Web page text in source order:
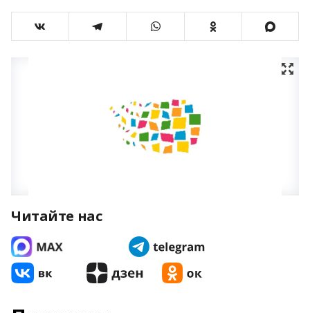
Читайте нас